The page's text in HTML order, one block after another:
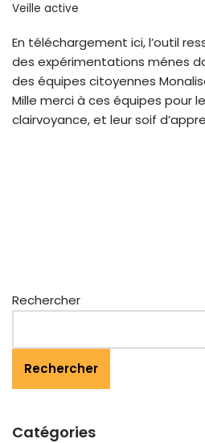
Veille active
En téléchargement ici, l’outil
des expérimentations ménes
des équipes citoyennes
Mille merci à ces équipes pour
clairvoyance, et leur soif
Rechercher
Rechercher
Catégories